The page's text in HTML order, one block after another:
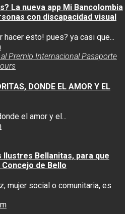
La nueva app Mi Bancolombia
con discapacidad visual
hacer esto! pues? ya casi que...
Premio Internacional Pasaporte
DONDE EL AMOR Y EL
el amor y el...
Ilustres Bellanitas, para que
de Bello
mujer social o comunitaria, es